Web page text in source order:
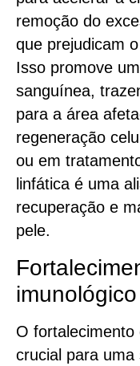
remoção do
que prejudicam
Isso promove
sanguínea,
para a área
regeneração
ou em
linfática é uma
recuperação e
pele.
imunológico
O fortalecimento
crucial para